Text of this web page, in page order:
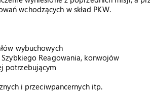
wchodzących w skład PKW.
wybuchowych
Reagowania, konwojów
potrzebującym
i przeciwpancernych itp.